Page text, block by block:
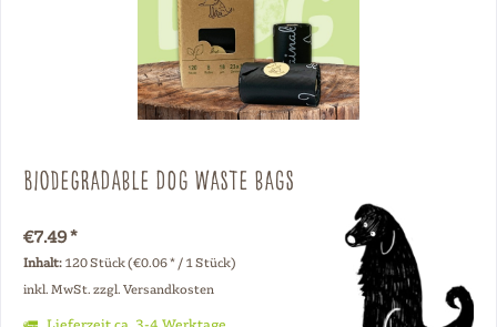
Biodegradable dog waste bags
€7.49 *
Inhalt: 120 Stück (€0.06 * / 1 Stück)
inkl. MwSt. zzgl. Versandkosten